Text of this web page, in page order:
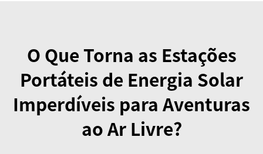
O Que Torna as Estações
Portáteis de Energia Solar
Imperdíveis para Aventuras
ao Ar Livre?